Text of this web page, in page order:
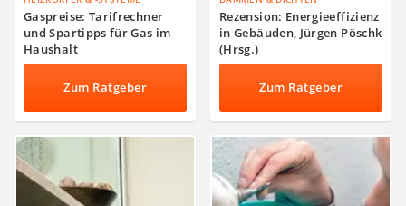
Gaspreise: Tarifrechner
und Spartipps für Gas im
Haushalt
Zum Ratgeber
Rezension: Energieeffizienz
in Gebäuden, Jürgen Pöschk
(Hrsg.)
Zum Ratgeber